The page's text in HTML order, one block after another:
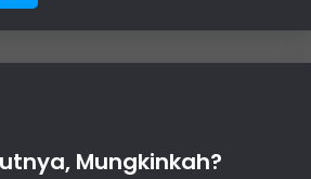
Mungkinkah?